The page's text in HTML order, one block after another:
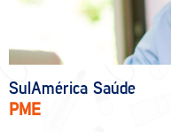
SulAmérica Saúde
PME